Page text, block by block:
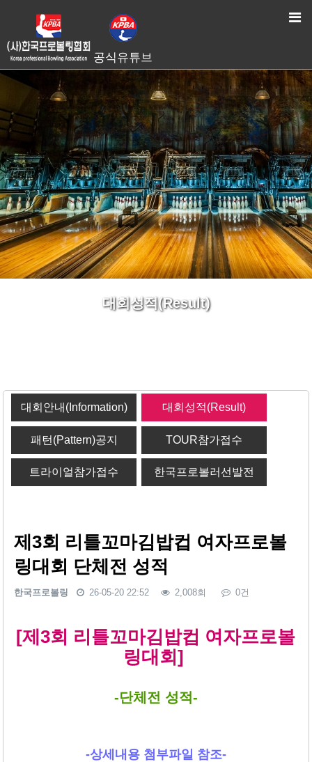
공식유튜브
대회성적(Result)
대회안내(Information) 대회성적(Result)
패턴(Pattern)공지 TOUR참가접수
트라이얼참가접수 한국프로볼러선발전
제3회 리틀꼬마김밥컵 여자프로볼
링대회 단체전 성적
한국프로볼링 26-05-20 22:52 2,008회 0건
[제3회 리틀꼬마김밥컵 여자프로볼
링대회]
-단체전 성적-
-상세내용 첨부파일 참조-